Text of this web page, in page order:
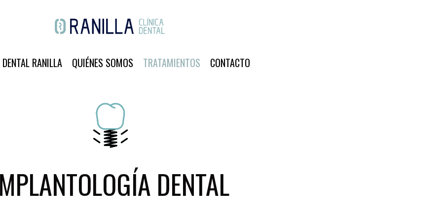
RANILLA QUIÉNES SOMOS TRATAMIENTOS CONTACTO
DENTAL